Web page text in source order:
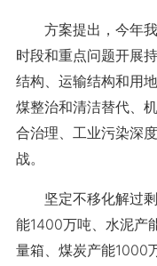
方案提出，今年我
时段和重点问题开展
结构、运输结构和用
煤整治和清洁替代、
合治理、工业污染深
战。
坚定不移化解过剩
能1400万吨、水泥产
量箱、煤炭产能1000